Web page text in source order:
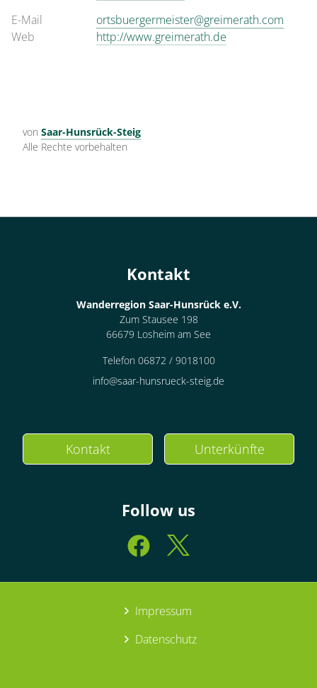
E-Mail
ortsbuergermeister@greimerath.com
Web
http://www.greimerath.de
von Saar-Hunsrück-Steig
Alle Rechte vorbehalten
Kontakt
Wanderregion Saar-Hunsrück e.V.
Zum Stausee 198
66679 Losheim am See
Telefon 06872 / 9018100
info@saar-hunsrueck-steig.de
Kontakt Unterkünfte
Follow us
Impressum
Datenschutz